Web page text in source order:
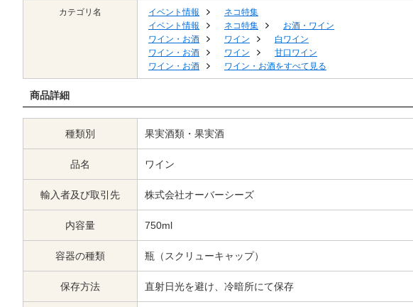
カテゴリ名 イベント情報
ネコ特集
イベント情報
ネコ特集
お酒・ワイン
ワイン・お酒
ワイン
白ワイン
ワイン・お酒
ワイン
甘口ワイン
ワイン・お酒
ワイン・お酒をすべて見る
商品詳細
種類別 果実酒類・果実酒
品名 ワイン
輸入者及び取引先 株式会社オーバーシーズ
内容量 750ml
容器の種類 瓶（スクリューキャップ）
保存方法 直射日光を避け、冷暗所にて保存